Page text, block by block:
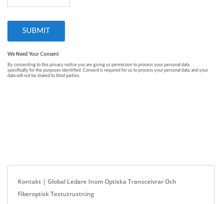
Kontakt | Global Ledare Inom Optiska Transceivrar Och
Fiberoptisk Testutrustning